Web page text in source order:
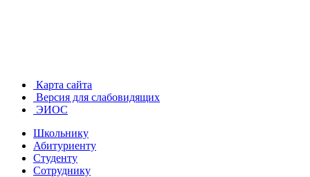
Карта сайта
Версия для слабовидящих
ЭИОС
Школьнику
Абитуриенту
Студенту
Сотруднику